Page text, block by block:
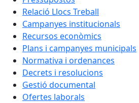
Relació Llocs Treball
Campanyes institucionals
Recursos econòmics
Plans i campanyes municipals
Normativa i ordenances
Decrets i resolucions
Gestió documental
Ofertes laborals